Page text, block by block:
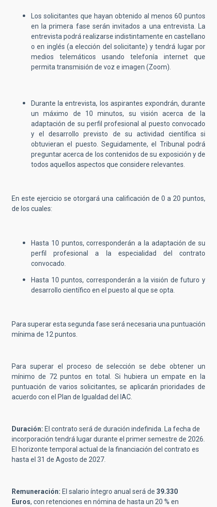
Los solicitantes que hayan obtenido al menos 60 puntos
en la primera fase serán invitados a una entrevista. La
entrevista podrá realizarse indistintamente en castellano
o en inglés (a elección del solicitante) y tendrá lugar por
medios telemáticos usando telefonía internet que
permita transmisión de voz e imagen (Zoom).
Durante la entrevista, los aspirantes expondrán, durante
un máximo de 10 minutos, su visión acerca de la
adaptación de su perfil profesional al puesto convocado
y el desarrollo previsto de su actividad científica si
obtuvieran el puesto. Seguidamente, el Tribunal podrá
preguntar acerca de los contenidos de su exposición y de
todos aquellos aspectos que considere relevantes.
En este ejercicio se otorgará una calificación de 0 a 20 puntos,
de los cuales:
Hasta 10 puntos, corresponderán a la adaptación de su
perfil profesional a la especialidad del contrato
convocado.
Hasta 10 puntos, corresponderán a la visión de futuro y
desarrollo científico en el puesto al que se opta.
Para superar esta segunda fase será necesaria una puntuación
mínima de 12 puntos.
Para superar el proceso de selección se debe obtener un
mínimo de 72 puntos en total. Si hubiera un empate en la
puntuación de varios solicitantes, se aplicarán prioridades de
acuerdo con el Plan de Igualdad del IAC.
Duración: El contrato será de duración indefinida. La fecha de
incorporación tendrá lugar durante el primer semestre de 2026.
El horizonte temporal actual de la financiación del contrato es
hasta el 31 de Agosto de 2027.
Remuneración: El salario íntegro anual será de 39.330
Euros, con retenciones en nómina de hasta un 20 % en